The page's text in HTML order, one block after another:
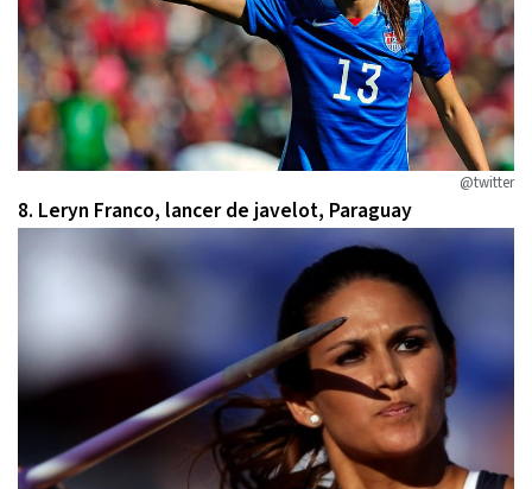
@twitter
8. Leryn Franco, lancer de javelot, Paraguay